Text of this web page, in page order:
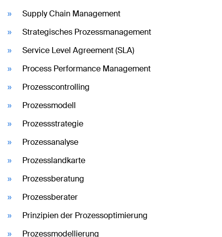
Supply Chain Management
Strategisches Prozessmanagement
Service Level Agreement (SLA)
Process Performance Management
Prozesscontrolling
Prozessmodell
Prozessstrategie
Prozessanalyse
Prozesslandkarte
Prozessberatung
Prozessberater
Prinzipien der Prozessoptimierung
Prozessmodellierung